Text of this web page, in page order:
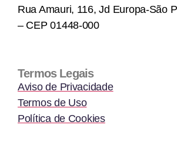
Rua Amauri, 116, Jd Europa-São
– CEP 01448-000
Termos Legais
Aviso de Privacidade
Termos de Uso
Política de Cookies